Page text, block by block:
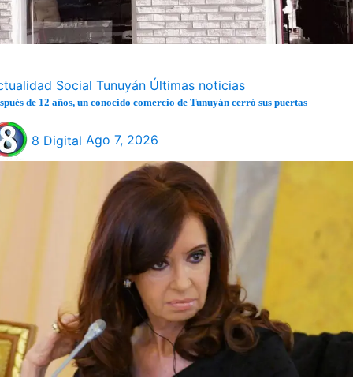
Social Tunuyán Últimas noticias
de 12 años, un conocido comercio de Tunuyán cerró sus puertas
8 Digital Ago 7, 2026